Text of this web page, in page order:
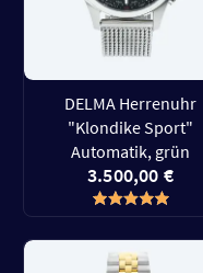
DELMA Herrenuhr
"Klondike Sport"
Automatik, grün
3.500,00 €